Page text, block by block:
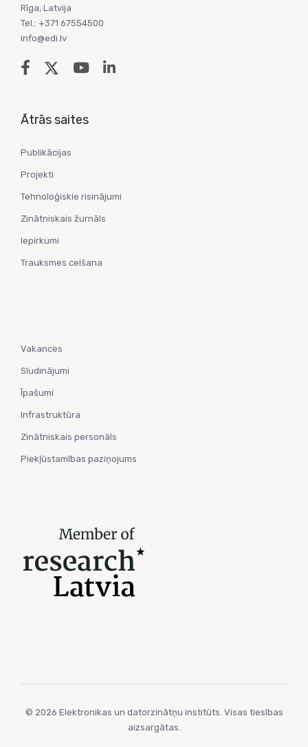
Rīga, Latvija
Tel.: +371 67554500
info@edi.lv
Ātrās saites
Publikācijas
Projekti
Tehnoloģiskie risinājumi
Zinātniskais žurnāls
Iepirkumi
Trauksmes celšana
Vakances
Sludinājumi
Īpašumi
Infrastruktūra
Zinātniskais personāls
Piekļūstamības paziņojums
© 2026 Elektronikas un datorzinātņu institūts. Visas tiesības
aizsargātas.